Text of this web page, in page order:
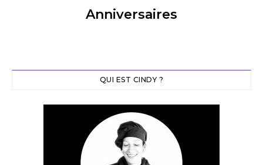
Anniversaires
QUI EST CINDY ?